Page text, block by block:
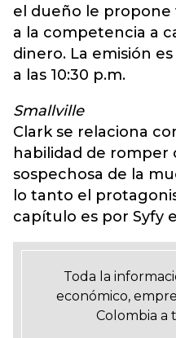
el dueño le propone
a la competencia a
dinero. La emisión
a las 10:30 p.m.
Smallville
Clark se relaciona
habilidad de romper
sospechosa de la
lo tanto el
capítulo es por Syfy
Toda la
económico,
Colombia a